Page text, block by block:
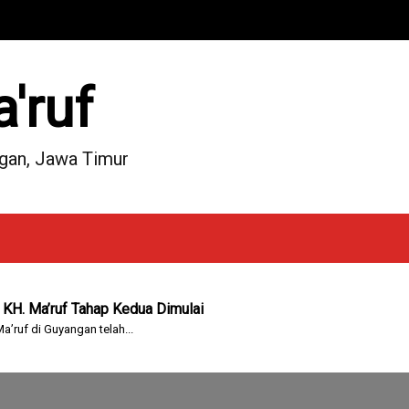
Jawa Timur
Kamar Mandi Mushalla Dimulai
beberapa perkembangan penting. Saat...
Ma’ruf Tahap Kedua Dimulai
di Guyangan telah...
KH. Ma’ruf Hampir Rampung, Disokong Donasi